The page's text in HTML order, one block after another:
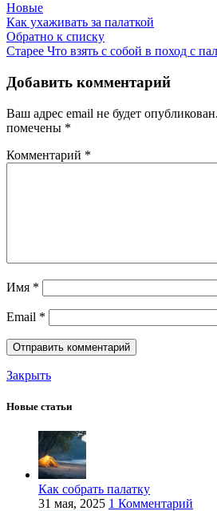
Новые
Как ухаживать за палаткой
Обратно к списку
Старее Что взять с собой в поход с
Добавить комментарий
Ваш адрес email не будет опубликован.
помечены *
Комментарий *
Имя *
Email *
Закрыть
Новые статьи
Как собрать палатку
31 мая, 2025 1 Комментарий